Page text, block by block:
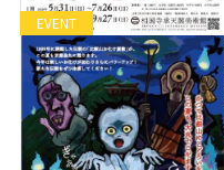
EVENT